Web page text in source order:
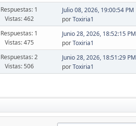
Respuestas: 1
Vistas: 462
Julio 08, 2026, 19:00:54 PM
porToxiria1
Respuestas: 1
Vistas: 475
Junio 28, 2026, 18:52:15 PM
porToxiria1
Respuestas: 2
Vistas: 506
Junio 28, 2026, 18:51:29 PM
porToxiria1